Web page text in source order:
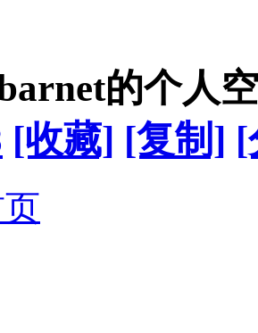
的个人
[收藏] [复制] [